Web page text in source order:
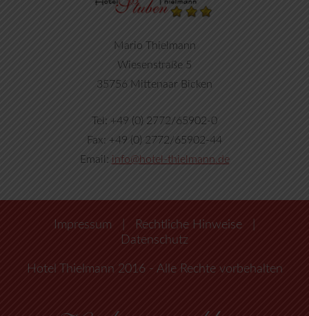
Mario Thielmann
Wiesenstraße 5
35756 Mittenaar Bicken
Tel: +49 (0) 2772/65902-0
Fax: +49 (0) 2772/65902-44
Email: info@hotel-thielmann.de
Impressum Rechtliche Hinweise
Datenschutz
Hotel Thielmann 2016 - Alle Rechte vorbehalten